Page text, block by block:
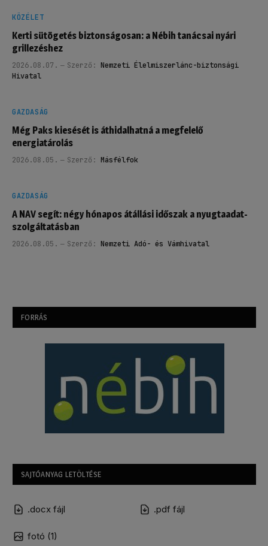
KÖZÉLET
Kerti sütögetés biztonságosan: a Nébih tanácsai nyári
grillezéshez
2026.08.07. Szerző: Nemzeti Élelmiszerlánc-biztonsági
Hivatal
GAZDASÁG
Még Paks kiesését is áthidalhatná a megfelelő
energiatárolás
2026.08.05. Szerző: Másfélfok
GAZDASÁG
A NAV segít: négy hónapos átállási időszak a nyugtaadat-
szolgáltatásban
2026.08.05. Szerző: Nemzeti Adó- és Vámhivatal
FORRÁS
SAJTÓANYAG LETÖLTÉSE
.docx fájl .pdf fájl
fotó (1)